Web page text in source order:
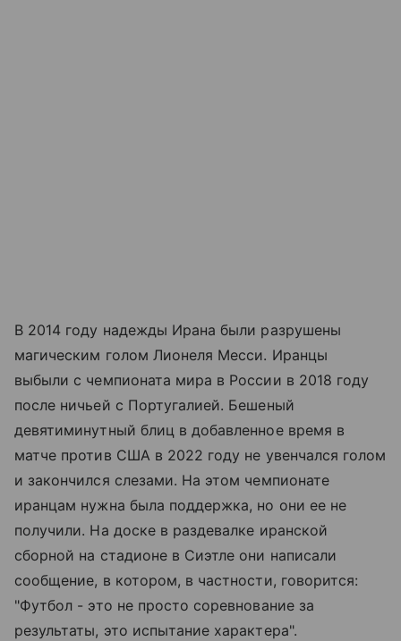
В 2014 году надежды Ирана были разрушены
магическим голом Лионеля Месси. Иранцы
выбыли с чемпионата мира в России в 2018 году
после ничьей с Португалией. Бешеный
девятиминутный блиц в добавленное время в
матче против США в 2022 году не увенчался голом
и закончился слезами. На этом чемпионате
иранцам нужна была поддержка, но они ее не
получили. На доске в раздевалке иранской
сборной на стадионе в Сиэтле они написали
сообщение, в котором, в частности, говорится:
"Футбол - это не просто соревнование за
результаты, это испытание характера".